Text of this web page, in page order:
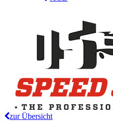
zur Übersicht